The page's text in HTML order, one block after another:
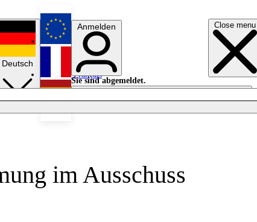
Close menu
Deutsch
English
Français
Anmelden
Sie sind abgemeldet.
Anmelden
Licht aus
im Ausschuss